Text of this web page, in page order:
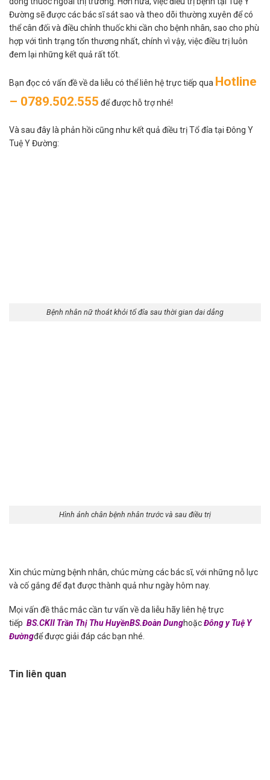
Đường sẽ được các bác sĩ sát sao và theo dõi thường xuyên để có
thể cân đối và điều chỉnh thuốc khi cần cho bệnh nhân, sao cho phù
hợp với tình trạng tổn thương nhất, chính vì vậy, việc điều trị luôn
đem lại những kết quả rất tốt.
Bạn đọc có vấn đề về da liễu có thể liên hệ trực tiếp qua Hotline
– 0789.502.555 để được hỗ trợ nhé!
Và sau đây là phản hồi cũng như kết quả điều trị Tổ đỉa tại Đông Y
Tuệ Y Đường:
Bệnh nhân nữ thoát khỏi tổ đỉa sau thời gian dai dẳng
Hình ảnh chân bệnh nhân trước và sau điều trị
Xin chúc mừng bệnh nhân, chúc mừng các bác sĩ, với những nỗ lực
và cố gắng để đạt được thành quả như ngày hôm nay.
Mọi vấn đề thắc mắc cần tư vấn về da liễu hãy liên hệ trực
tiếp BS.CKII Trần Thị Thu HuyềnBS.Đoàn DunghoặcĐông y Tuệ Y
Đườngđể được giải đáp các bạn nhé.
Tin liên quan